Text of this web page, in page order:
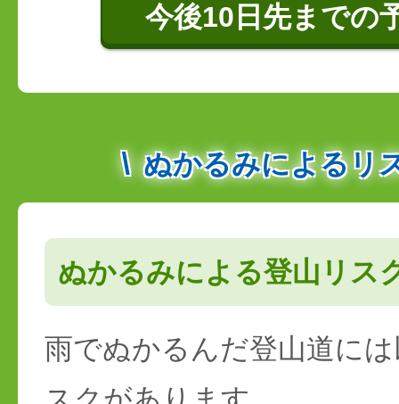
今後10日先までの
ぬかるみによるリ
ぬかるみによる登山リス
雨でぬかるんだ登山道に